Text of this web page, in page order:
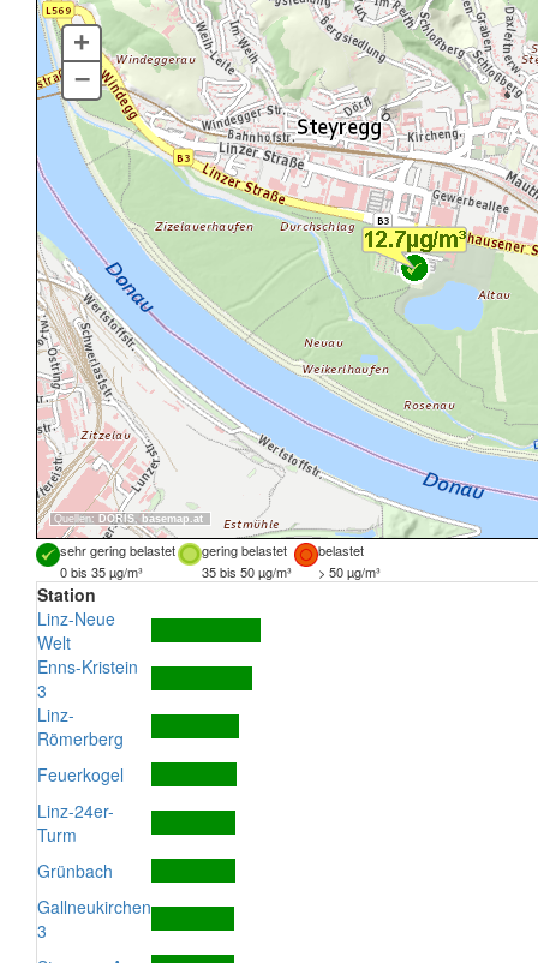
Quellen: DORIS, basemap.at
+
–
sehr gering belastet gering belastet
belastet
0 bis 35 µg/m³
35 bis 50 µg/m³ > 50 µg/m³
Station
Linz-Neue
Welt
Enns-Kristein
3
Linz-
Römerberg
Feuerkogel
Linz-24er-
Turm
Grünbach
Gallneukirchen
3